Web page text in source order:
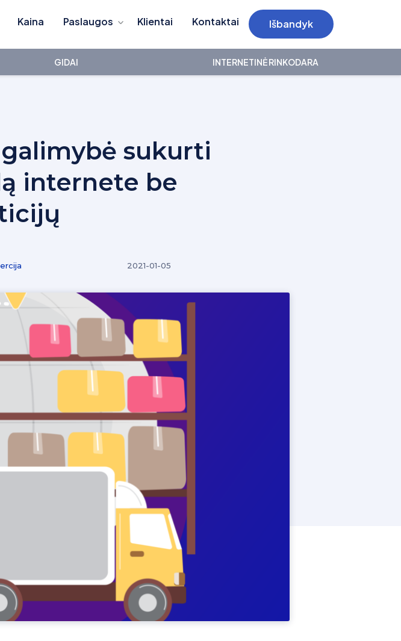
Kaina Paslaugos Klientai Kontaktai Išbandyk
GIDAI INTERNETINĖ RINKODARA
sukurti
internete be
2021-01-05